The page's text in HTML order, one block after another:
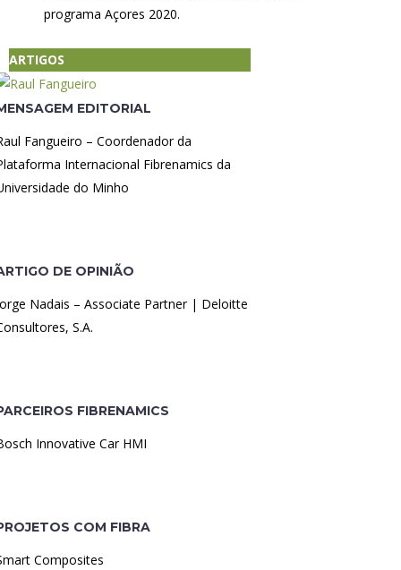
programa Açores 2020.
ARTIGOS
EDITORIAL
Fangueiro – Coordenador da
Internacional Fibrenamics da
do Minho
DE OPINIÃO
Nadais – Associate Partner | Deloitte
S.A.
FIBRENAMICS
Innovative Car HMI
COM FIBRA
Composites